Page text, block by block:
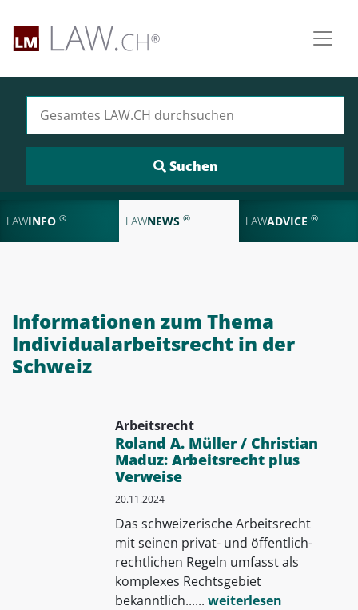
LAWINFO ® LAWNEWS ® LAWADVICE ®
Informationen zum Thema
Individualarbeitsrecht in der
Schweiz
Arbeitsrecht
Roland A. Müller / Christian
Maduz: Arbeitsrecht plus
Verweise
20.11.2024
Das schweizerische Arbeitsrecht
mit seinen privat- und öffentlich-
rechtlichen Regeln umfasst als
komplexes Rechtsgebiet
bekanntlich...... weiterlesen